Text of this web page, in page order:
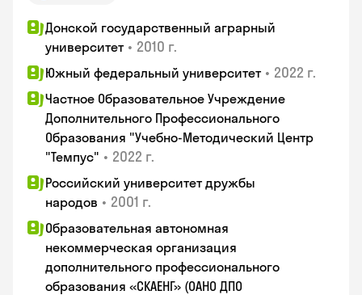
Донской государственный аграрный
университет • 2010 г.
Южный федеральный университет • 2022 г.
Частное Образовательное Учреждение
Дополнительного Профессионального
Образования "Учебно-Методический Центр
"Темпус" • 2022 г.
Российский университет дружбы
народов • 2001 г.
Образовательная автономная
некоммерческая организация
дополнительного профессионального
образования «СКАЕНГ» (ОАНО ДПО